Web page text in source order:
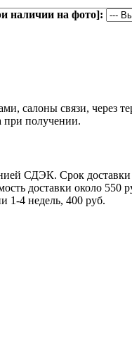
наличии на фото]:
салоны связи, через
получении.
СДЭК. Срок
доставки около 550
1-4 недель, 400 руб.